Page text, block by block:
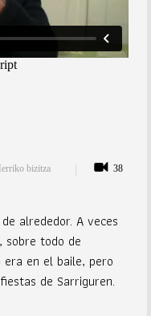
bizitza
38
alrededor. A veces
sobre todo de
era en el baile, pero
de Sarriguren.